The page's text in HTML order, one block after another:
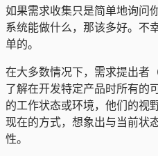
如果需求收集只是简单地询问
系统能做什么，那该多好。不
单的。
在大多数情况下，需求提出者
了解在开发特定产品时所有的
的工作状态或环境，他们的视
现在的方式，想象出与当前状
性。